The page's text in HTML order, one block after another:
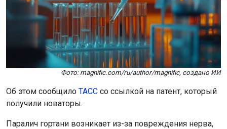
Фото: magnific.com/ru/author/magnific, создано ИИ
Об этом сообщило ТАСС со ссылкой на патент, который
получили новаторы.
Паралич гортани возникает из-за повреждения нерва,